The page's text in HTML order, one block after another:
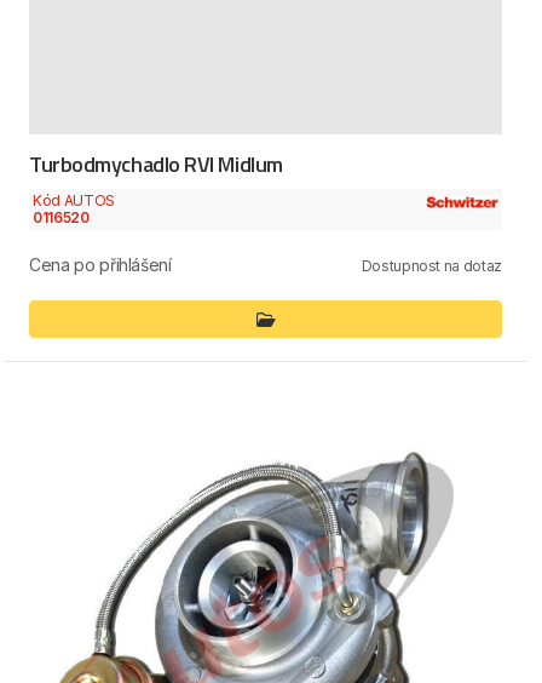
Turbodmychadlo RVI Midlum
Kód AUTOS
0116520
Cena po přihlášení Dostupnost na dotaz